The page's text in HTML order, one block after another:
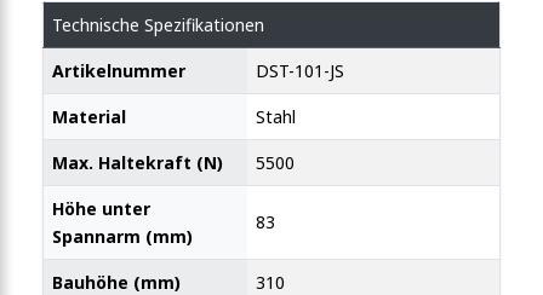
Technische Spezifikationen
Artikelnummer
DST-101-JS
Material
Stahl
Max. Haltekraft (N)
5500
Höhe unter
Spannarm (mm)
83
Bauhöhe (mm)
310